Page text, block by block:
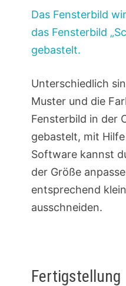
Das Fensterbild
das Fensterbild
gebastelt.
Unterschiedlich
Muster und die
Fensterbild in der
gebastelt, mit
Software kannst
der Größe
entsprechend
ausschneiden.
Fertigstellung